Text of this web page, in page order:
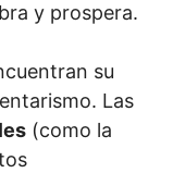
y prospera.
su
Las
(como la